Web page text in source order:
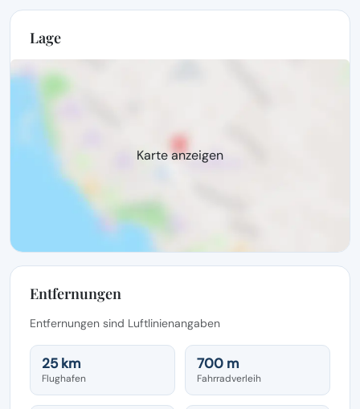
Lage
Karte anzeigen
Entfernungen
Entfernungen sind Luftlinienangaben
25 km
Flughafen
700 m
Fahrradverleih